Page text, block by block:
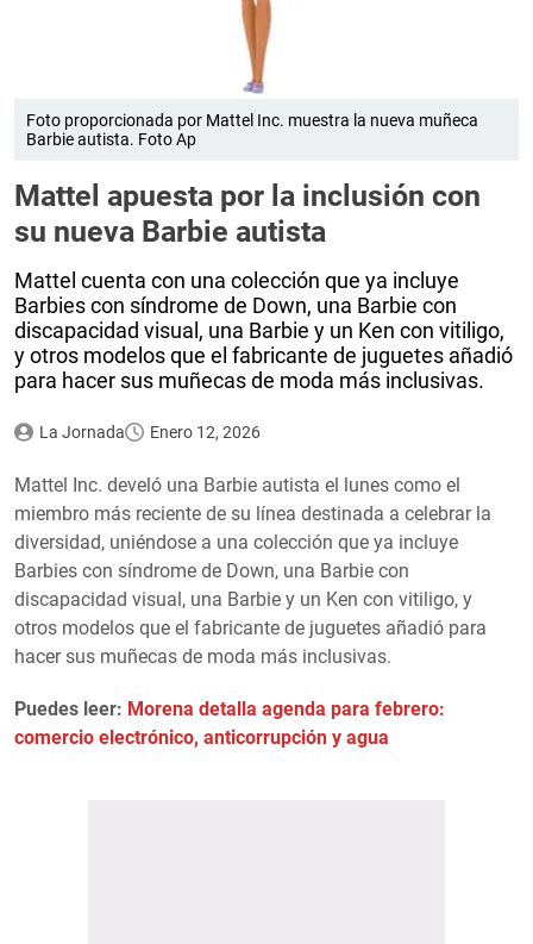
Foto proporcionada por Mattel Inc. muestra la nueva muñeca
Barbie autista. Foto Ap
Mattel apuesta por la inclusión con
su nueva Barbie autista
Mattel cuenta con una colección que ya incluye
Barbies con síndrome de Down, una Barbie con
discapacidad visual, una Barbie y un Ken con vitiligo,
y otros modelos que el fabricante de juguetes añadió
para hacer sus muñecas de moda más inclusivas.
La Jornada Enero 12, 2026
Mattel Inc. develó una Barbie autista el lunes como el
miembro más reciente de su línea destinada a celebrar la
diversidad, uniéndose a una colección que ya incluye
Barbies con síndrome de Down, una Barbie con
discapacidad visual, una Barbie y un Ken con vitiligo, y
otros modelos que el fabricante de juguetes añadió para
hacer sus muñecas de moda más inclusivas.
Puedes leer: Morena detalla agenda para febrero:
comercio electrónico, anticorrupción y agua